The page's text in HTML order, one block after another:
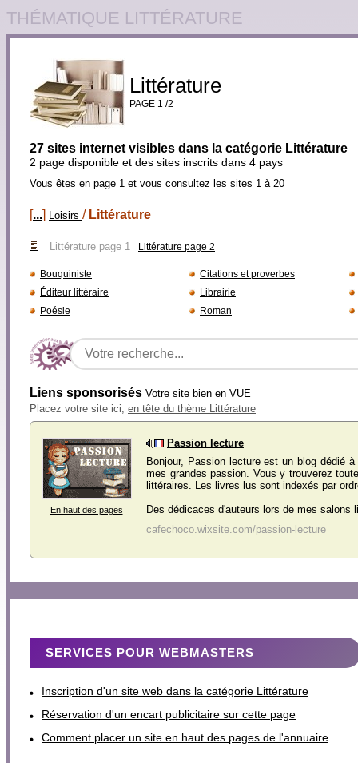
THÉMATIQUE LITTÉRATURE
Littérature
PAGE 1 /2
27 sites internet visibles dans la catégorie Littérature
2 page disponible et des sites inscrits dans 4 pays
Vous êtes en page 1 et vous consultez les sites 1 à 20
[...] Loisirs / Littérature
Littérature page 1 Littérature page 2
Bouquiniste
Citations et proverbes
Éditeur littéraire
Librairie
Poésie
Roman
Liens sponsorisés Votre site bien en VUE
Placez votre site ici, en tête du thème Littérature
En haut des pages
Passion lecture
Bonjour, Passion lecture est un blog dédié
mes grandes passion. Vous y trouverez
littéraires. Les livres lus sont indexés par
Des dédicaces d'auteurs lors de mes salons
cafechoco.wixsite.com/passion-lecture
SERVICES POUR WEBMASTERS
Inscription d'un site web dans la catégorie Littérature
Réservation d'un encart publicitaire sur cette page
Comment placer un site en haut des pages de l'annuaire